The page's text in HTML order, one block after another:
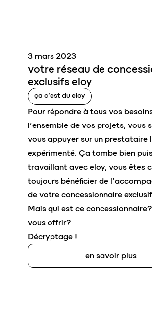
votre réseau de
exclusifs eloy
3 mars 2023
ça c’est du eloy
Pour répondre à tous vos
l’ensemble de vos projets, vous
vous appuyer sur un prestataire
expérimenté. Ça tombe bien
travaillant avec eloy, vous êtes
toujours bénéficier de
de votre concessionnaire
Mais qui est ce
vous offrir?
Décryptage !
en savoir plus